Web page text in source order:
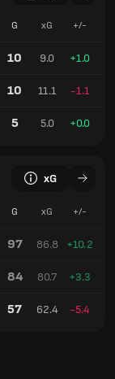
G xG +/-
10 9.0 +1.0
10 11.1 -1.1
5 5.0 +0.0
xG
G xG +/-
97 86.8 +10.2
84 80.7 +3.3
57 62.4 -5.4